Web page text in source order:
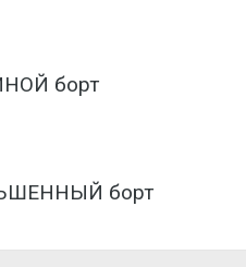
борт
борт